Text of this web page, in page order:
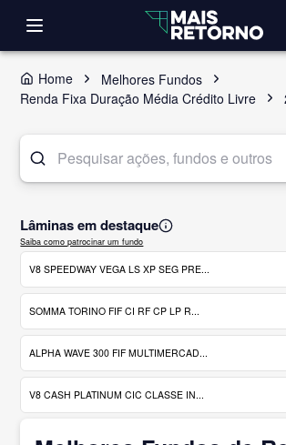
Home
Melhores Fundos
Renda Fixa Duração Média Crédito Livre
Lâminas em destaque
Saiba como patrocinar um fundo
V8 SPEEDWAY VEGA LS XP SEG PRE...
SOMMA TORINO FIF CI RF CP LP R...
ALPHA WAVE 300 FIF MULTIMERCAD...
V8 CASH PLATINUM CIC CLASSE IN...